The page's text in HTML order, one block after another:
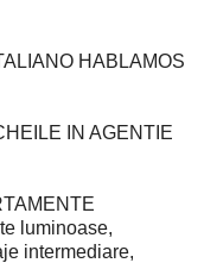
HABLAMOS
IN AGENTIE
luminoase,
intermediare,